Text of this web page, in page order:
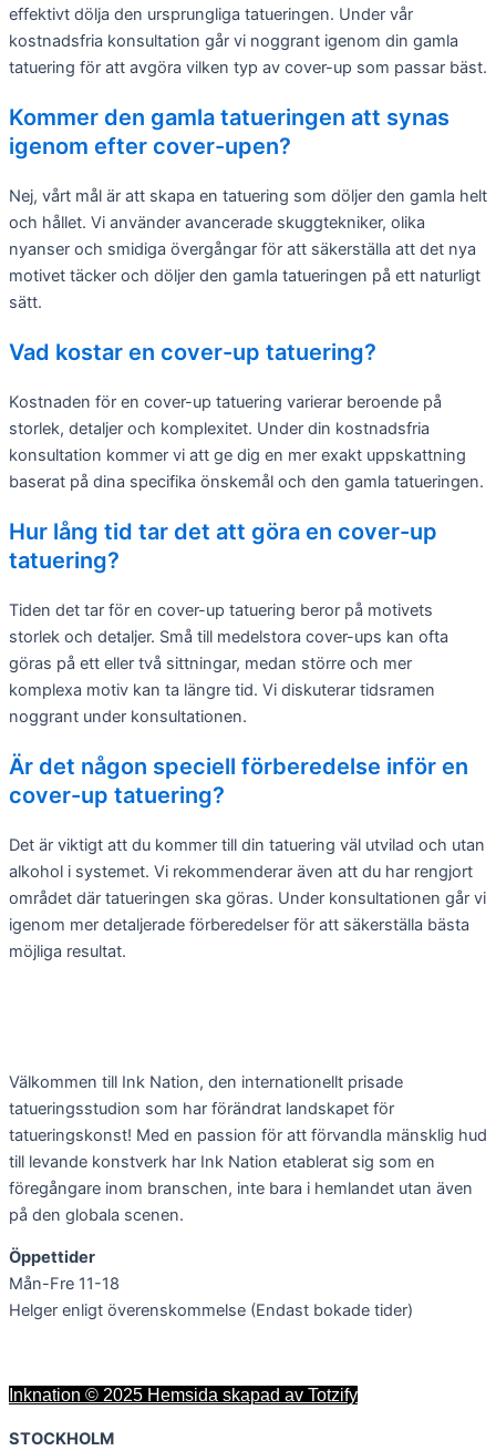
effektivt dölja den ursprungliga tatueringen. Under vår
kostnadsfria konsultation går vi noggrant igenom din gamla
tatuering för att avgöra vilken typ av cover-up som passar bäst.
Kommer den gamla tatueringen att synas
igenom efter cover-upen?
Nej, vårt mål är att skapa en tatuering som döljer den gamla helt
och hållet. Vi använder avancerade skuggtekniker, olika
nyanser och smidiga övergångar för att säkerställa att det nya
motivet täcker och döljer den gamla tatueringen på ett naturligt
sätt.
Vad kostar en cover-up tatuering?
Kostnaden för en cover-up tatuering varierar beroende på
storlek, detaljer och komplexitet. Under din kostnadsfria
konsultation kommer vi att ge dig en mer exakt uppskattning
baserat på dina specifika önskemål och den gamla tatueringen.
Hur lång tid tar det att göra en cover-up
tatuering?
Tiden det tar för en cover-up tatuering beror på motivets
storlek och detaljer. Små till medelstora cover-ups kan ofta
göras på ett eller två sittningar, medan större och mer
komplexa motiv kan ta längre tid. Vi diskuterar tidsramen
noggrant under konsultationen.
Är det någon speciell förberedelse inför en
cover-up tatuering?
Det är viktigt att du kommer till din tatuering väl utvilad och utan
alkohol i systemet. Vi rekommenderar även att du har rengjort
området där tatueringen ska göras. Under konsultationen går vi
igenom mer detaljerade förberedelser för att säkerställa bästa
möjliga resultat.
Välkommen till Ink Nation, den internationellt prisade
tatueringsstudion som har förändrat landskapet för
tatueringskonst! Med en passion för att förvandla mänsklig hud
till levande konstverk har Ink Nation etablerat sig som en
föregångare inom branschen, inte bara i hemlandet utan även
på den globala scenen.
Öppettider
Mån-Fre 11-18
Helger enligt överenskommelse (Endast bokade tider)
Inknation © 2025 Hemsida skapad av Totzify
STOCKHOLM